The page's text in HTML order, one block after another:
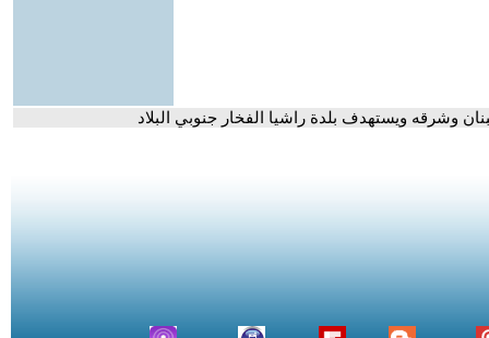
وشرقه ويستهدف بلدة راشيا الفخار جنوبي البلاد